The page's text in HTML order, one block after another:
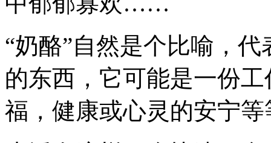
“奶酪”自然是个比喻，
的东西，它可能是一份
福，健康或心灵的安宁等